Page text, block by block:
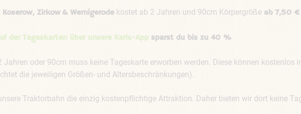
Koserow, Zirkow & Wernigerodekostet ab 2 Jahren und 90cm Körpergröße ab 7,50 €
der Tageskarten über unsere Karls-Appsparst du bis zu 40 %
Jahren oder 90cm muss keine Tageskarte erworben werden. Diese können kostenlos
die jeweiligen Größen- und Altersbeschränkungen).
Traktorbahn die einzig kostenpflichtige Attraktion. Daher bieten wir dort keine